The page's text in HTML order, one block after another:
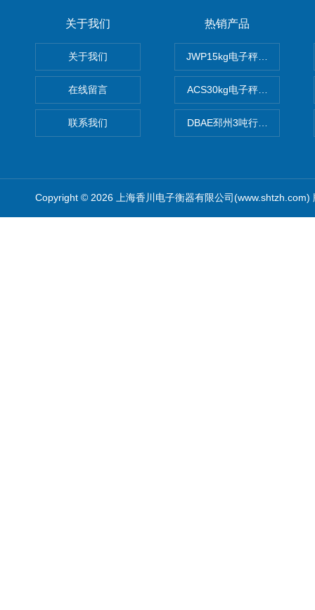
关于我们
关于我们
在线留言
联系我们
热销产品
JWP15kg电子秤价格,15公
ACS30kg电子秤价格,30公
DBAE邳州3吨行车电子吊秤
Copyright © 2026 上海香川电子衡器有限公司(www.shtzh.com)